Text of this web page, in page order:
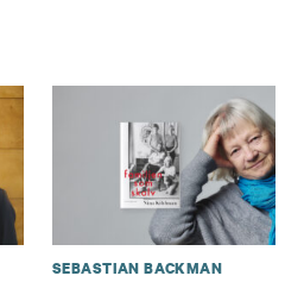
SEBASTIAN BACKMAN